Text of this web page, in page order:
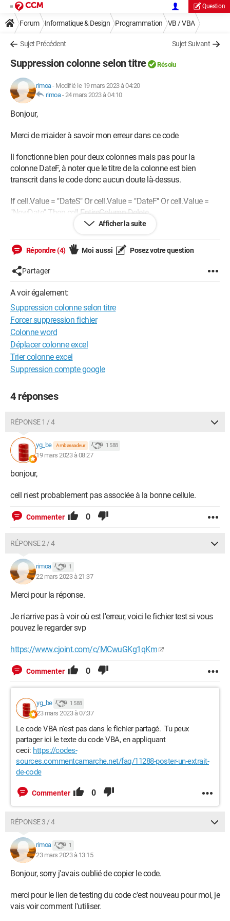
Question
Forum Informatique & Design Programmation VB / VBA
Sujet Précédent Sujet Suivant
Suppression colonne selon titre Résolu
rimoa- Modifié le 19 mars 2023 à 04:20
rimoa-24 mars 2023 à 04:10
Bonjour,
Merci de m'aider à savoir mon erreur dans ce code
Il fonctionne bien pour deux colonnes mais pas pour la
colonne DateF, à noter que le titre de la colonne est bien
transcrit dans le code donc aucun doute là-dessus.
If cell.Value = "DateS" Or cell.Value = "DateF" Or cell.Value =
"NewDate" Then cell.EntireColumn.Delete
Afficher la suite
Répondre (4) Moi aussi Posez votre question
Partager
A voir également:
Suppression colonne selon titre
Forcer suppression fichier
Colonne word
Déplacer colonne excel
Trier colonne excel
Suppression compte google
4 réponses
RÉPONSE 1 / 4
yg_be Ambassadeur 1 588
19 mars 2023 à 08:27
bonjour,
cell n'est probablement pas associée à la bonne cellule.
Commenter 0
RÉPONSE 2 / 4
rimoa 1
22 mars 2023 à 21:37
Merci pour la réponse.
Je n'arrive pas à voir où est l'erreur, voici le fichier test si vous
pouvez le regarder svp
https://www.cjoint.com/c/MCwuGKg1qKm
Commenter 0
yg_be 1 588
23 mars 2023 à 07:37
Le code VBA n'est pas dans le fichier partagé. Tu peux
partager ici le texte du code VBA, en appliquant
ceci: https://codes-
sources.commentcamarche.net/faq/11288-poster-un-extrait-
de-code
Commenter 0
RÉPONSE 3 / 4
rimoa 1
23 mars 2023 à 13:15
Bonjour, sorry j'avais oublié de copier le code.
merci pour le lien de testing du code c'est nouveau pour moi, je
vais voir comment l'utiliser.